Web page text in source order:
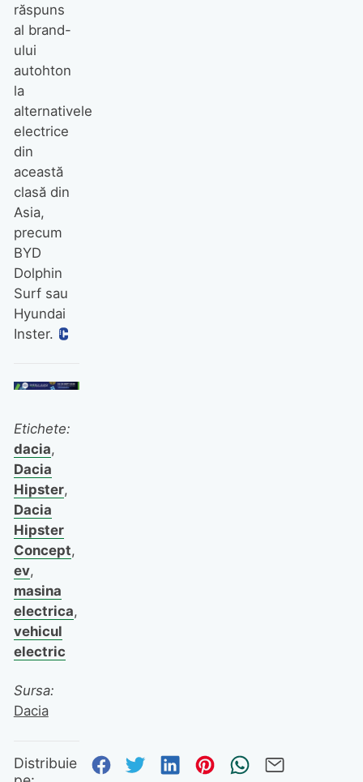
răspuns
al brand-
ului
autohton
la
alternativele
electrice
din
această
clasă din
Asia,
precum
BYD
Dolphin
Surf sau
Hyundai
Inster.
Etichete:
dacia,
Dacia
Hipster,
Dacia
Hipster
Concept,
ev,
masina
electrica,
vehicul
electric
Sursa:
Dacia
Distribuie
Distribuie pe Facebook
Distribuie pe Twitter
Distribuie pe
Distribuie pe
Trimite